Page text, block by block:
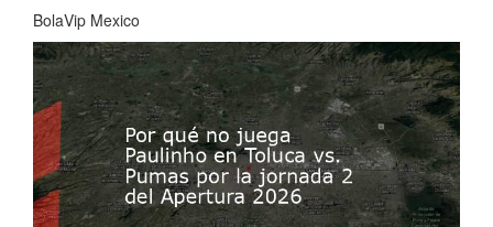
BolaVip Mexico